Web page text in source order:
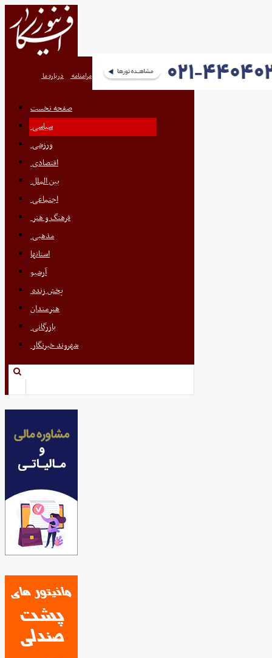
درباره ما مرامنامه تماس با ما پیوندها تعرفه اگهی
صفحه نخست
سیاسی
ورزشی
اقتصادی
بین الملل
اجتماعی
فرهنگ و هنر
مذهبی
استانها
آرشیو
پخش زنده
هنرمندان
بازرگانی
شهروند خبرنگار